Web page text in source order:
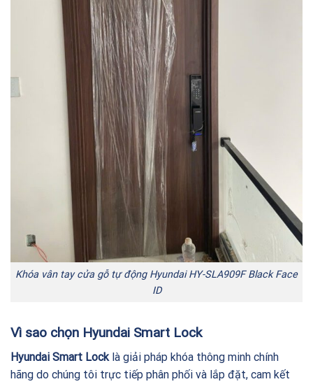
Khóa vân tay cửa gỗ tự động Hyundai HY-SLA909F Black Face
ID
Vì sao chọn Hyundai Smart Lock
Hyundai Smart Locklà giải pháp khóa thông minh chính
hãng do chúng tôi trực tiếp phân phối và lắp đặt, cam kết